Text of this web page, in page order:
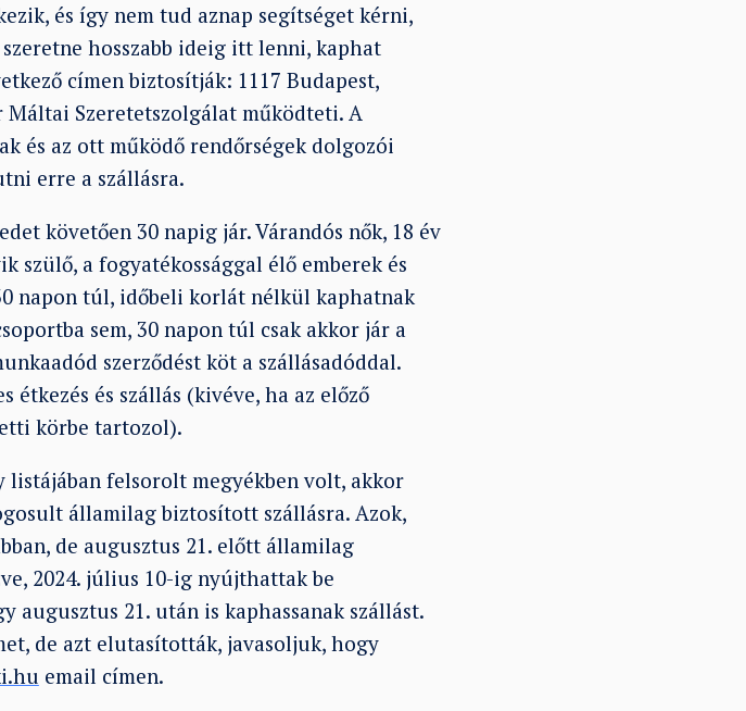
és így nem tud aznap segítséget kérni,
hosszabb ideig itt lenni, kaphat
címen biztosítják: 1117 Budapest,
Máltai Szeretetszolgálat működteti. A
és az ott működő rendőrségek dolgozói
erre a szállásra.
követően 30 napig jár. Várandós nők, 18 év
szülő, a fogyatékossággal élő emberek és
napon túl, időbeli korlát nélkül kaphatnak
sem, 30 napon túl csak akkor jár a
szerződést köt a szállásadóddal.
étkezés és szállás (kivéve, ha az előző
körbe tartozol).
listájában felsorolt megyékben volt, akkor
államilag biztosított szállásra. Azok,
de augusztus 21. előtt államilag
2024. július 10-ig nyújthattak be
augusztus 21. után is kaphassanak szállást.
de azt elutasították, javasoljuk, hogy
email címen.